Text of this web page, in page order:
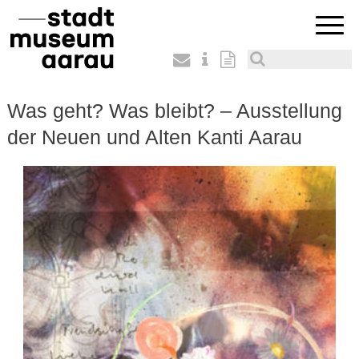
Was geht? Was bleibt? – Ausstellung
der Neuen und Alten Kanti Aarau